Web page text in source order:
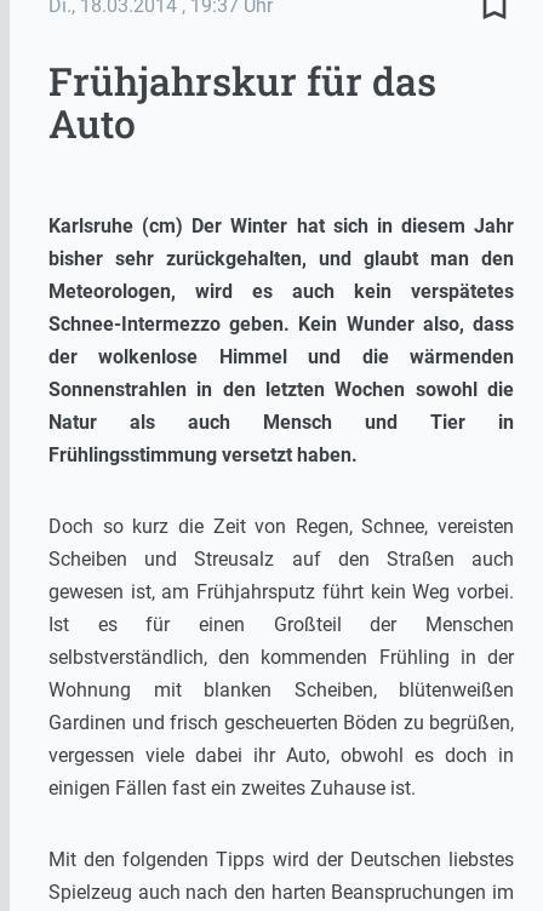
Di., 18.03.2014 , 19:37 Uhr
Frühjahrskur für das
Auto
Karlsruhe (cm) Der Winter hat sich in diesem Jahr
bisher sehr zurückgehalten, und glaubt man den
Meteorologen, wird es auch kein verspätetes
Schnee-Intermezzo geben. Kein Wunder also, dass
der wolkenlose Himmel und die wärmenden
Sonnenstrahlen in den letzten Wochen sowohl die
Natur als auch Mensch und Tier in
Frühlingsstimmung versetzt haben.
Doch so kurz die Zeit von Regen, Schnee, vereisten
Scheiben und Streusalz auf den Straßen auch
gewesen ist, am Frühjahrsputz führt kein Weg vorbei.
Ist es für einen Großteil der Menschen
selbstverständlich, den kommenden Frühling in der
Wohnung mit blanken Scheiben, blütenweißen
Gardinen und frisch gescheuerten Böden zu begrüßen,
vergessen viele dabei ihr Auto, obwohl es doch in
einigen Fällen fast ein zweites Zuhause ist.
Mit den folgenden Tipps wird der Deutschen liebstes
Spielzeug auch nach den harten Beanspruchungen im